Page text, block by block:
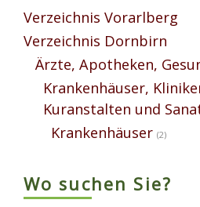
Verzeichnis Vorarlberg
Verzeichnis Dornbirn
Ärzte, Apotheken,
Krankenhäuser,
Kuranstalten und
Krankenhäuser (2)
Wo suchen Sie?